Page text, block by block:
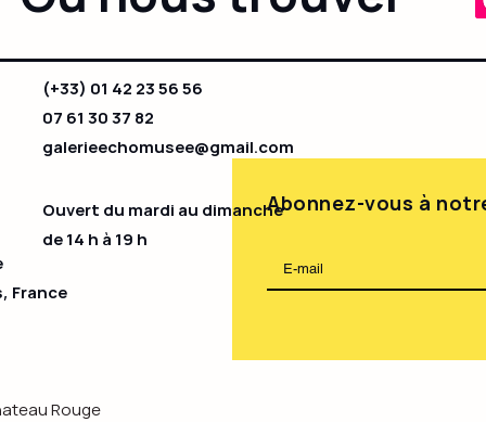
Abonnez-vous à
France
Rouge
(+33) 01 42 23 56 56
07 61 30 37 82
galerieechomusee@gmail.com
Ouvert du mardi au dimanche
de 14 h à 19 h​